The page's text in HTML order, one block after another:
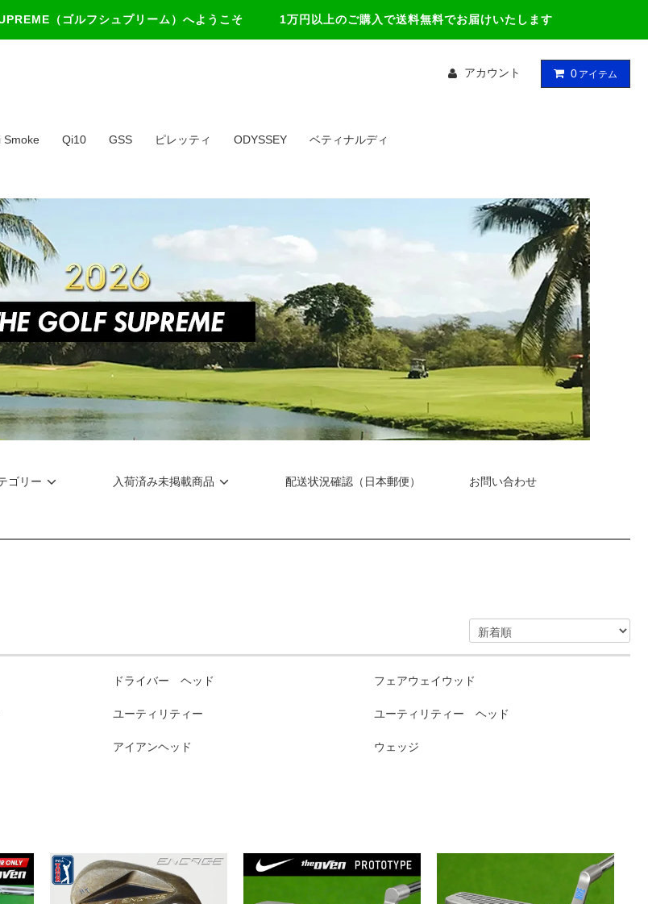
（ゴルフシュプリーム） へようこそ 1万円以上のご購入で送料無料でお届けいたします
アカウント 0 アイテム
Smoke Qi10 GSS ピレッティ ODYSSEY ベティナルディ
ゴリー 入荷済み未掲載商品 配送状況確認（日本郵便） お問い合わせ
ドライバー ヘッド フェアウェイウッド
ユーティリティー ユーティリティー ヘッド
アイアンヘッド ウェッジ